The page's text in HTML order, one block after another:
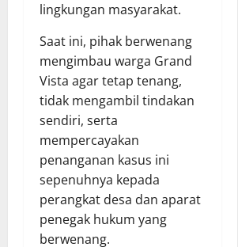
lingkungan masyarakat.
Saat ini, pihak berwenang
mengimbau warga Grand
Vista agar tetap tenang,
tidak mengambil tindakan
sendiri, serta
mempercayakan
penanganan kasus ini
sepenuhnya kepada
perangkat desa dan aparat
penegak hukum yang
berwenang.